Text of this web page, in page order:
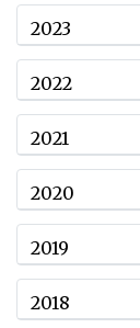
2023
2022
2021
2020
2019
2018